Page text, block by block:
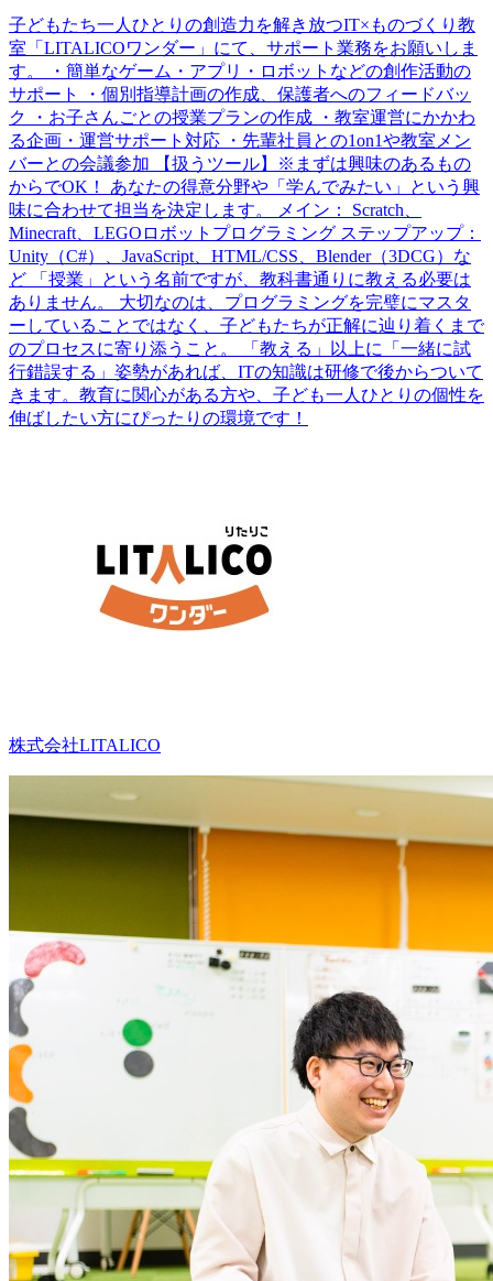
子どもたち一人ひとりの創造力を解き放つIT×ものづくり教
室「LITALICOワンダー」にて、サポート業務をお願いしま
す。 ・簡単なゲーム・アプリ・ロボットなどの創作活動の
サポート ・個別指導計画の作成、保護者へのフィードバッ
ク ・お子さんごとの授業プランの作成 ・教室運営にかかわ
る企画・運営サポート対応 ・先輩社員との1on1や教室メン
バーとの会議参加 【扱うツール】※まずは興味のあるもの
からでOK！ あなたの得意分野や「学んでみたい」という興
味に合わせて担当を決定します。 メイン： Scratch、
Minecraft、LEGOロボットプログラミング ステップアップ：
Unity（C#）、JavaScript、HTML/CSS、Blender（3DCG）な
ど 「授業」という名前ですが、教科書通りに教える必要は
ありません。 大切なのは、プログラミングを完璧にマスタ
ーしていることではなく、子どもたちが正解に辿り着くまで
のプロセスに寄り添うこと。 「教える」以上に「一緒に試
行錯誤する」姿勢があれば、ITの知識は研修で後からついて
きます。教育に関心がある方や、子ども一人ひとりの個性を
伸ばしたい方にぴったりの環境です！
株式会社LITALICO